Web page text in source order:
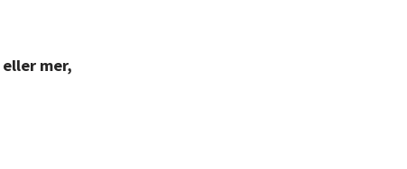
eller mer,